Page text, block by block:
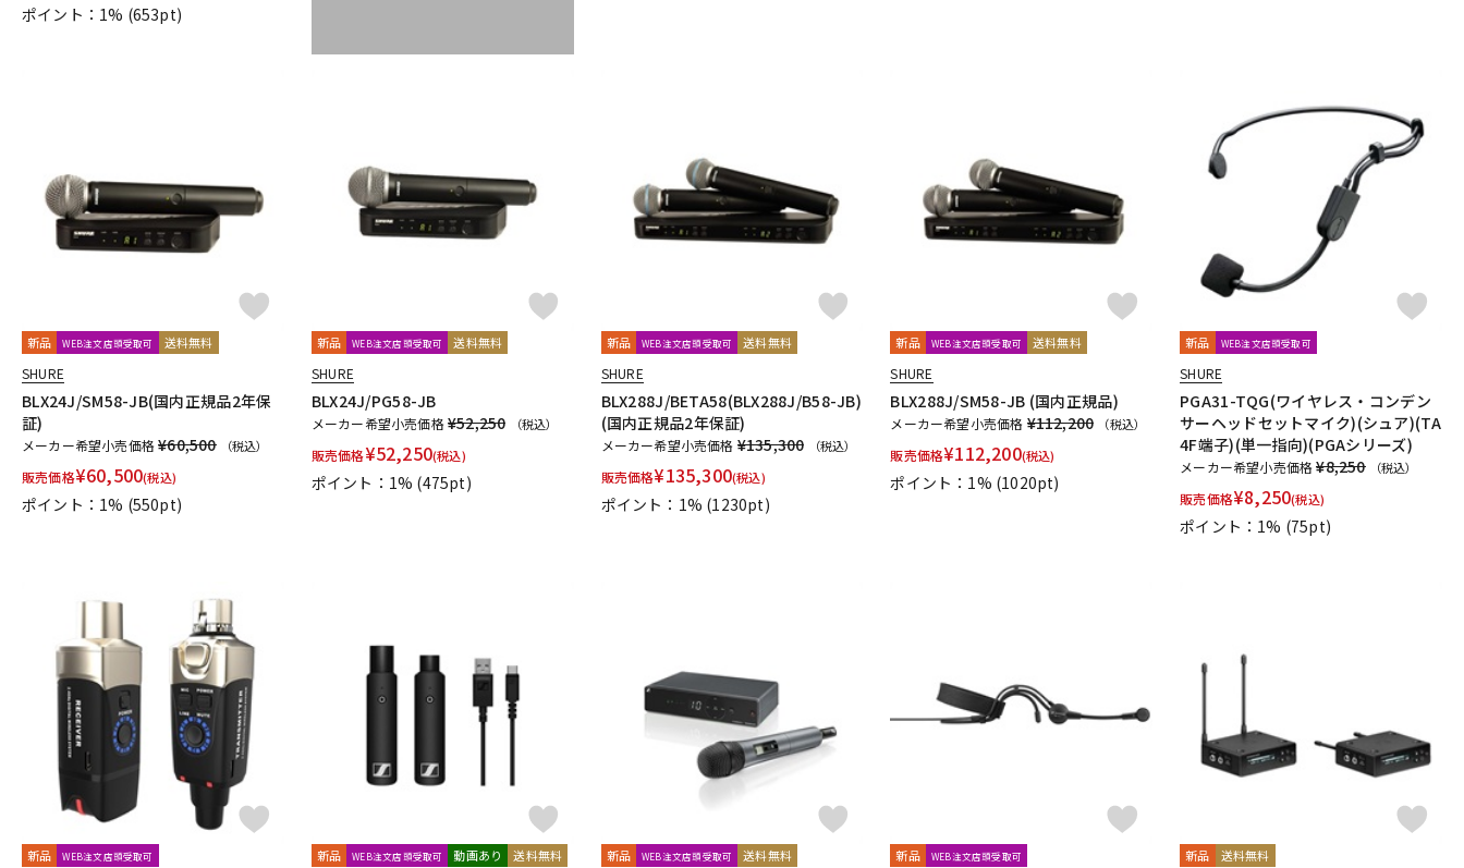
ポイント：1% (653pt)
新品 WEB注文店頭受取可 送料無料
SHURE
BLX24J/SM58-JB(国内正規品2年保
証)
メーカー希望小売価格¥60,500 （税込）
販売価格¥60,500(税込)
ポイント：1% (550pt)
新品 WEB注文店頭受取可 送料無料
SHURE
BLX24J/PG58-JB
メーカー希望小売価格¥52,250 （税込）
販売価格¥52,250(税込)
ポイント：1% (475pt)
新品 WEB注文店頭受取可 送料無料
SHURE
BLX288J/BETA58(BLX288J/B58-JB)
(国内正規品2年保証)
メーカー希望小売価格 ¥135,300 （税込）
販売価格¥135,300(税込)
ポイント：1% (1230pt)
新品 WEB注文店頭受取可 送料無料
SHURE
BLX288J/SM58-JB (国内正規品)
メーカー希望小売価格 ¥112,200 （税込）
販売価格¥112,200(税込)
ポイント：1% (1020pt)
新品 WEB注文店頭受取可
SHURE
PGA31-TQG(ワイヤレス・コンデン
サーヘッドセットマイク)(シュア)(TA
4F端子)(単一指向)(PGAシリーズ)
メーカー希望小売価格¥8,250 （税込）
販売価格¥8,250(税込)
ポイント：1% (75pt)
新品 WEB注文店頭受取可 新品 WEB注文店頭受取可 動画あり 送料無料 新品 WEB注文店頭受取可 送料無料 新品 WEB注文店頭受取可 新品 送料無料